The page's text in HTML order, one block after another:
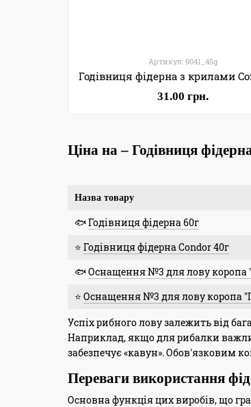
Ціна на – Годівниця
Назва товару
🐟Годівниця фідерна 60г
⭐ Годівниця фідерна Condor 40г
🐟Оснащення №3 для лову коропа
⭐ Оснащення №3 для лову коропа
Успіх рибного лову залежить від
Наприклад, якщо для рибалки
забезпечує «кавун». Обов'язковим
Переваги використання
Основна функція цих виробів, що
Артикул: 9041_45g
31.00 грн.